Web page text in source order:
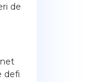
de
defi